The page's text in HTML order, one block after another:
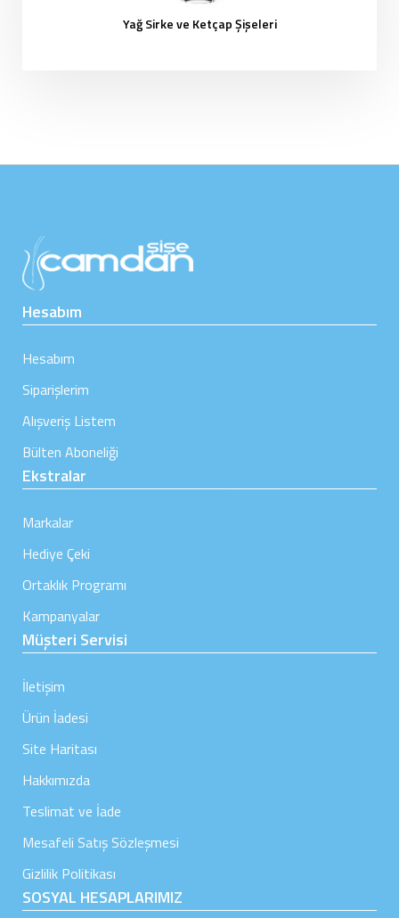
Yağ Sirke ve Ketçap Şişeleri
Hesabım
Hesabım
Siparişlerim
Alışveriş Listem
Bülten Aboneliği
Ekstralar
Markalar
Hediye Çeki
Ortaklık Programı
Kampanyalar
Müşteri Servisi
İletişim
Ürün İadesi
Site Haritası
Hakkımızda
Teslimat ve İade
Mesafeli Satış Sözleşmesi
Gizlilik Politikası
SOSYAL HESAPLARIMIZ